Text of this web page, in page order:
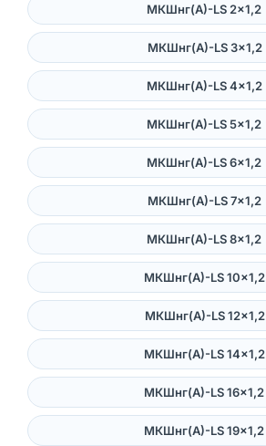
МКШнг(А)-LS 2×1,2
МКШнг(А)-LS 3×1,2
МКШнг(А)-LS 4×1,2
МКШнг(А)-LS 5×1,2
МКШнг(А)-LS 6×1,2
МКШнг(А)-LS 7×1,2
МКШнг(А)-LS 8×1,2
МКШнг(А)-LS 10×1,2
МКШнг(А)-LS 12×1,2
МКШнг(А)-LS 14×1,2
МКШнг(А)-LS 16×1,2
МКШнг(А)-LS 19×1,2